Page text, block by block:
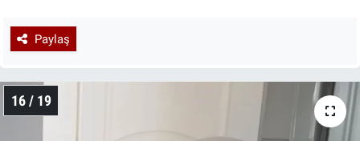
Paylaş
16 / 19